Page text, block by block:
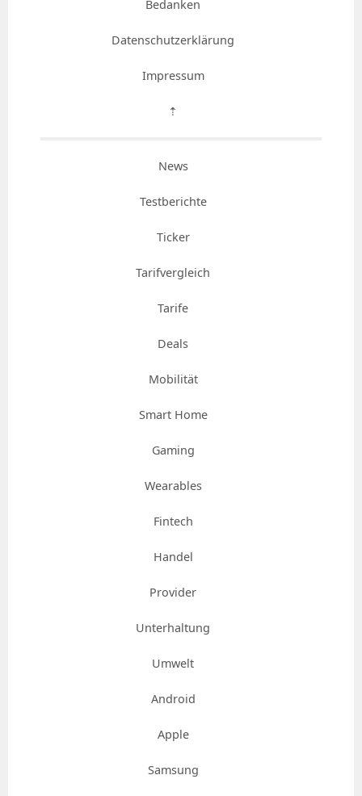
Bedanken
Datenschutzerklärung
Impressum
⇡
News
Testberichte
Ticker
Tarifvergleich
Tarife
Deals
Mobilität
Smart Home
Gaming
Wearables
Fintech
Handel
Provider
Unterhaltung
Umwelt
Android
Apple
Samsung